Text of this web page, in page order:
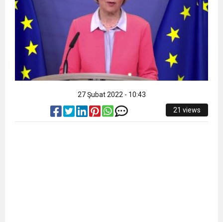
27 Şubat 2022 - 10:43
21 views